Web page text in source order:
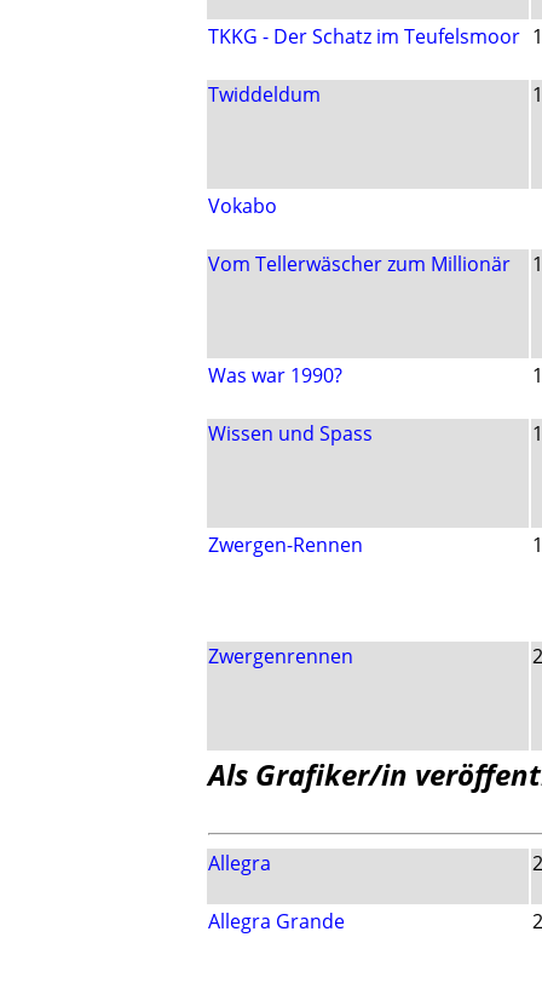
TKKG - Der Schatz im Teufelsmoor
Twiddeldum
Vokabo
Vom Tellerwäscher zum Millionär
Was war 1990?
Wissen und Spass
Zwergen-Rennen
Zwergenrennen
Als Grafiker/in
Allegra
Allegra Grande